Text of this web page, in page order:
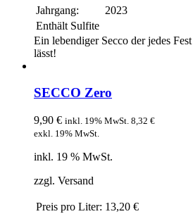
Jahrgang:
2023
Enthält Sulfite
Ein lebendiger Secco der jedes
lässt!
SECCO Zero
9,90 € inkl. 19% MwSt. 8,32 €
exkl. 19% MwSt.
inkl. 19 % MwSt.
zzgl. Versand
Preis pro Liter: 13,20 €